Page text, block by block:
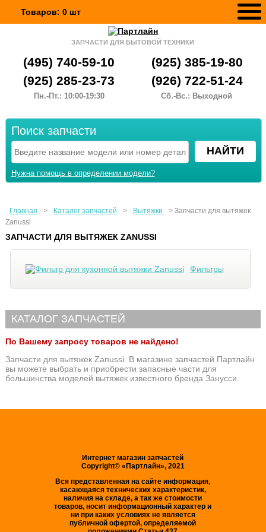
Товаров: 0 шт
ЗАПЧАСТИ ДЛЯ БЫТОВОЙ ТЕХНИКИ
(495) 740-59-10
(925) 385-19-80
(925) 285-23-73
(926) 722-51-24
Пн.-Пт.: 10:00-19:30 Сб.-Вс.: Выходной
Поиск запчасти
Нужна помощь в определении модели?
Главная > Каталог запчастей > Вытяжки > Запчасти для вытяжек
Zanussi
ЗАПЧАСТИ ДЛЯ ВЫТЯЖЕК ZANUSSI
Фильтры
КАТАЛОГ ЗАПЧАСТЕЙ
По Вашему запросу товаров не найдено!
Запчасти для вытяжек Zanussi. В магазине запчастей Партлайн
вы можете выбрать и приобрести запасные части для
большинства моделей вытяжек известного бренда Занусси.
Интернет магазин запчастей
Copyright© «Партлайн», 2021
Вся представленная на сайте информация,
касающаяся технических характеристик,
наличия на складе, а так же стоимости
товаров, носит информационный характер и
ни при каких условиях не является
публичной офертой, определяемой